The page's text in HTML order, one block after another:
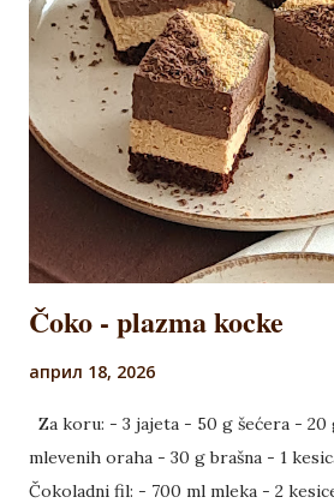
odvojiti od papira, staviti na vlažnu
ostaviti da se ohladi. Umutiti krem sa
krem, umutiti slatku pavlaku.
pavlaku sa prah šećerom, pa sjediniti
koru poprskati sokom iz kompota ili
kremom. Preko naneti krem od
za premaz rolata, pa po njemu u d...
Čoko - plazma kocke
април 18, 2026
Za koru: - 3 jajeta - 50 g šećera - 20
mlevenih oraha - 30 g brašna - 1
Čokoladni fil: - 700 ml mleka - 2